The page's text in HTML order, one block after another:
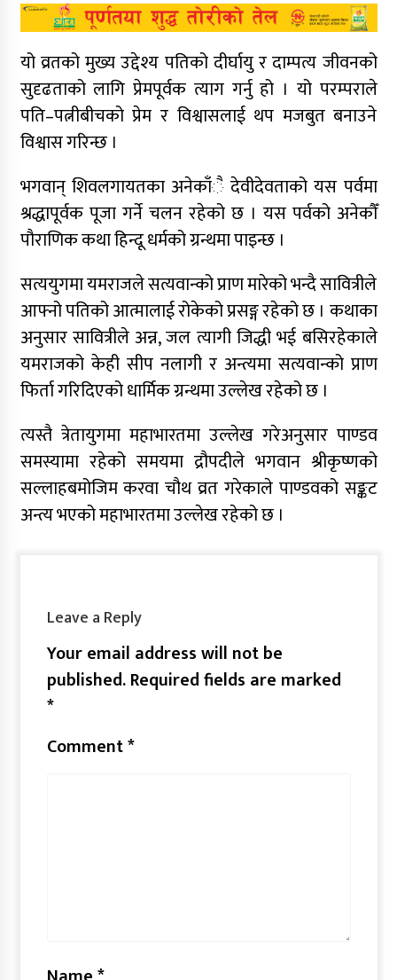
यो व्रतको मुख्य उद्देश्य पतिको दीर्घायु र दाम्पत्य जीवनको
सुदृढताको लागि प्रेमपूर्वक त्याग गर्नु हो । यो परम्पराले
पति–पत्नीबीचको प्रेम र विश्वासलाई थप मजबुत बनाउने
विश्वास गरिन्छ ।
भगवान् शिवलगायतका अनेकाँै देवीदेवताको यस पर्वमा
श्रद्धापूर्वक पूजा गर्ने चलन रहेको छ । यस पर्वको अनेकौँ
पौराणिक कथा हिन्दू धर्मको ग्रन्थमा पाइन्छ ।
सत्ययुगमा यमराजले सत्यवान्को प्राण मारेको भन्दै सावित्रीले
आफ्नो पतिको आत्मालाई रोकेको प्रसङ्ग रहेको छ । कथाका
अनुसार सावित्रीले अन्न, जल त्यागी जिद्धी भई बसिरहेकाले
यमराजको केही सीप नलागी र अन्त्यमा सत्यवान्को प्राण
फिर्ता गरिदिएको धार्मिक ग्रन्थमा उल्लेख रहेको छ ।
त्यस्तै त्रेतायुगमा महाभारतमा उल्लेख गरेअनुसार पाण्डव
समस्यामा रहेको समयमा द्रौपदीले भगवान श्रीकृष्णको
सल्लाहबमोजिम करवा चौथ व्रत गरेकाले पाण्डवको सङ्कट
अन्त्य भएको महाभारतमा उल्लेख रहेको छ ।
Leave a Reply
Your email address will not be
published.Required fields are marked
*
Comment*